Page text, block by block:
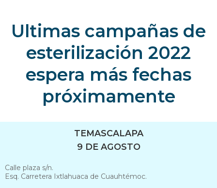
Ultimas campañas de
esterilización 2022
espera más fechas
próximamente
TEMASCALAPA
9 DE AGOSTO
Calle plaza s/n.
Esq. Carretera Ixtlahuaca de Cuauhtémoc.